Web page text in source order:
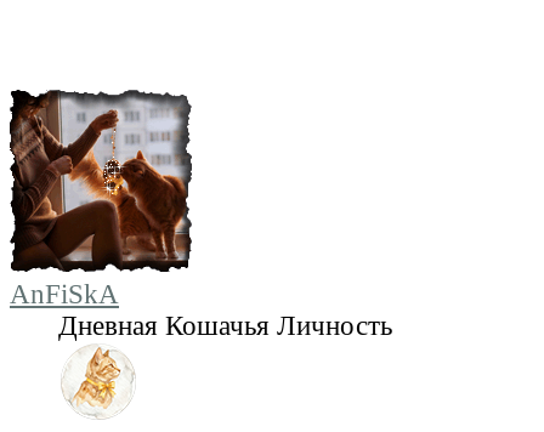
AnFiSkA
Дневная Кошачья Личность